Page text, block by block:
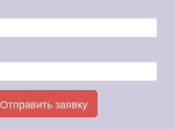
Отправить заявку